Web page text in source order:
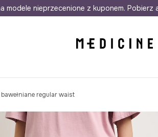
w 24h Darmowa dostawa do
modele nieprzecenione z kuponem.
regular waist